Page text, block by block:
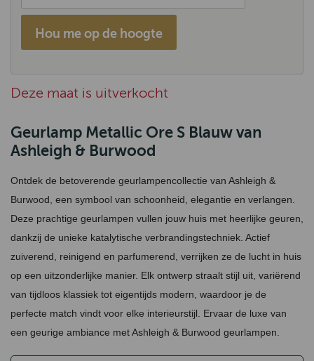
Hou me op de hoogte
Deze maat is uitverkocht
Geurlamp Metallic Ore S Blauw van
Ashleigh & Burwood
Ontdek de betoverende geurlampencollectie van Ashleigh &
Burwood, een symbool van schoonheid, elegantie en verlangen.
Deze prachtige geurlampen vullen jouw huis met heerlijke geuren,
dankzij de unieke katalytische verbrandingstechniek. Actief
zuiverend, reinigend en parfumerend, verrijken ze de lucht in huis
op een uitzonderlijke manier. Elk ontwerp straalt stijl uit, variërend
van tijdloos klassiek tot eigentijds modern, waardoor je de
perfecte match vindt voor elke interieurstijl. Ervaar de luxe van
een geurige ambiance met Ashleigh & Burwood geurlampen.